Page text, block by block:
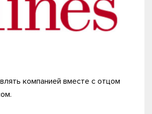
компанией вместе с отцом